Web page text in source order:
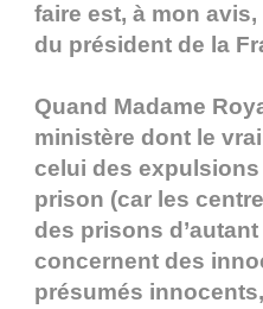
faire est, à mon
du président de la
Quand Madame
ministère dont le
celui des expulsions
prison (car les
des prisons
concernent des
présumés